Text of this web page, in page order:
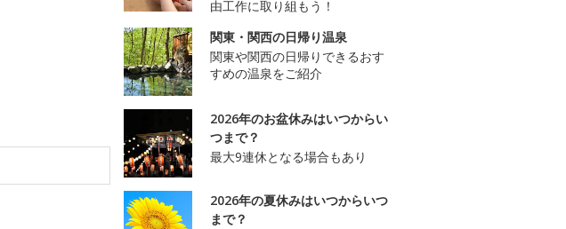
由工作に取り組もう！
関東・関西の日帰り温泉
関東や関西の日帰りできるおす
すめの温泉をご紹介
2026年のお盆休みはいつからい
つまで？
最大9連休となる場合もあり
2026年の夏休みはいつからいつ
まで？